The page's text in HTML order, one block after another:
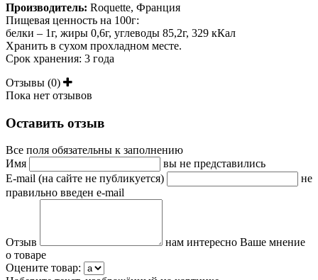
Производитель: Roquette, Франция
Пищевая ценность на 100г:
белки – 1г, жиры 0,6г, углеводы 85,2г, 329 кКал
Хранить в сухом прохладном месте.
Срок хранения: 3 года
Отзывы (0)
Пока нет отзывов
Оставить отзыв
Все поля обязательны к заполнению
Имя
вы не представились
E-mail (на сайте не публикуется)
не
правильно введен e-mail
Отзыв
нам интересно Ваше мнение
о товаре
Оцените товар: